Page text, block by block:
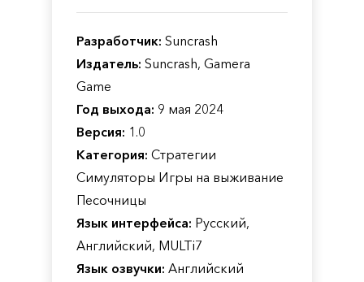
Разработчик: Suncrash
Издатель: Suncrash, Gamera
Game
Год выхода: 9 мая 2024
Версия: 1.0
Категория: Стратегии
Симуляторы Игры на выживание
Песочницы
Язык интерфейса: Русский,
Английский, MULTi7
Язык озвучки: Английский